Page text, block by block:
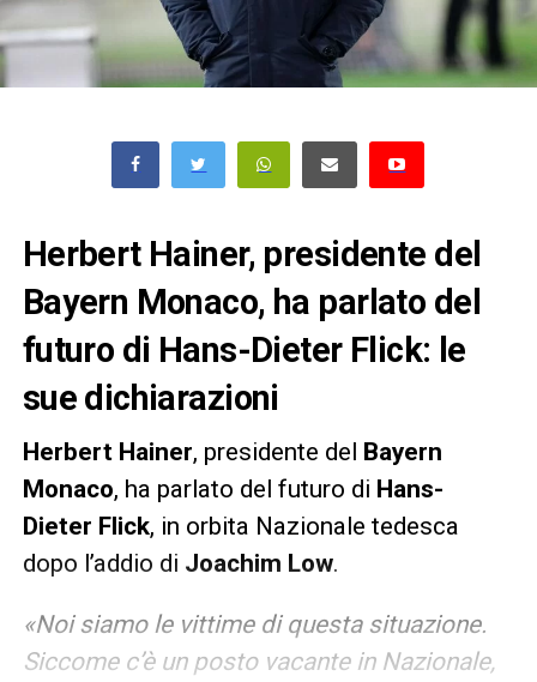
Herbert Hainer, presidente del
Bayern Monaco, ha parlato del
futuro di Hans-Dieter Flick: le
sue dichiarazioni
Herbert Hainer, presidente del Bayern
Monaco, ha parlato del futuro di Hans-
Dieter Flick, in orbita Nazionale tedesca
dopo l’addio di Joachim Low.
«Noi siamo le vittime di questa situazione.
Siccome c’è un posto vacante in Nazionale,